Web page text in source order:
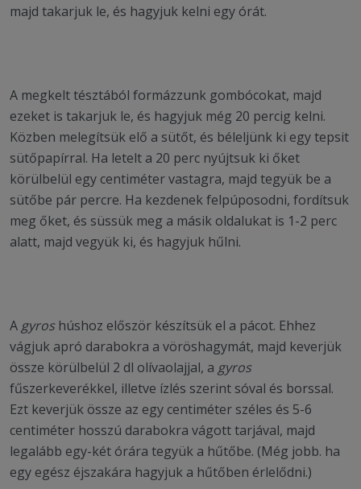
majd takarjuk le, és hagyjuk kelni egy órát.
A megkelt tésztából formázzunk gombócokat, majd
ezeket is takarjuk le, és hagyjuk még 20 percig kelni.
Közben melegítsük elő a sütőt, és béleljünk ki egy tepsit
sütőpapírral. Ha letelt a 20 perc nyújtsuk ki őket
körülbelül egy centiméter vastagra, majd tegyük be a
sütőbe pár percre. Ha kezdenek felpúposodni, fordítsuk
meg őket, és süssük meg a másik oldalukat is 1-2 perc
alatt, majd vegyük ki, és hagyjuk hűlni.
A gyroshúshoz először készítsük el a pácot. Ehhez
vágjuk apró darabokra a vöröshagymát, majd keverjük
össze körülbelül 2 dl olívaolajjal, a gyros
fűszerkeverékkel, illetve ízlés szerint sóval és borssal.
Ezt keverjük össze az egy centiméter széles és 5-6
centiméter hosszú darabokra vágott tarjával, majd
legalább egy-két órára tegyük a hűtőbe. (Még jobb. ha
egy egész éjszakára hagyjuk a hűtőben érlelődni.)